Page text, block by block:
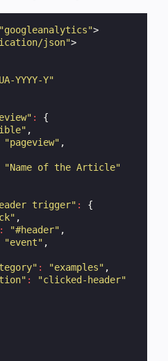
"googleanalytics">
json">
YYYY-Y"
:
{
,
"pageview" ,
"Name of the Article"
trigger" :
{
,
: "#header" ,
"event" ,
: "examples" ,
:
"clicked-header"